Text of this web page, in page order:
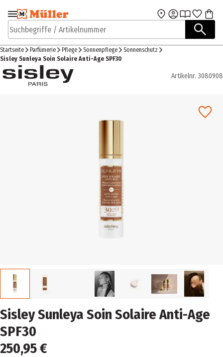
Zur Navigation
springen
Zum Hauptinhalt
Suchbegriffe / Artikelnummer
Startseite Parfümerie Pflege Sonnenpflege
Sonnenschutz
Sisley Sunleya Soin Solaire Anti-Age SPF30
Artikelnr. 3080908
Sisley Sunleya Soin Solaire Anti-Age
SPF30
250,95 €